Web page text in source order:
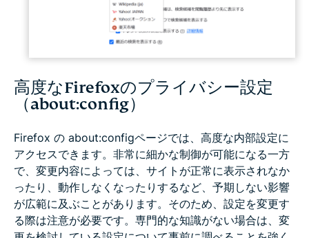
高度なFirefoxのプライバシー設定
（about:config）
Firefox の about:configページでは、高度な内部設定に
アクセスできます。非常に細かな制御が可能になる一方
で、変更内容によっては、サイトが正常に表示されなか
ったり、動作しなくなったりするなど、予期しない影響
が広範に及ぶことがあります。そのため、設定を変更す
る際は注意が必要です。専門的な知識がない場合は、変